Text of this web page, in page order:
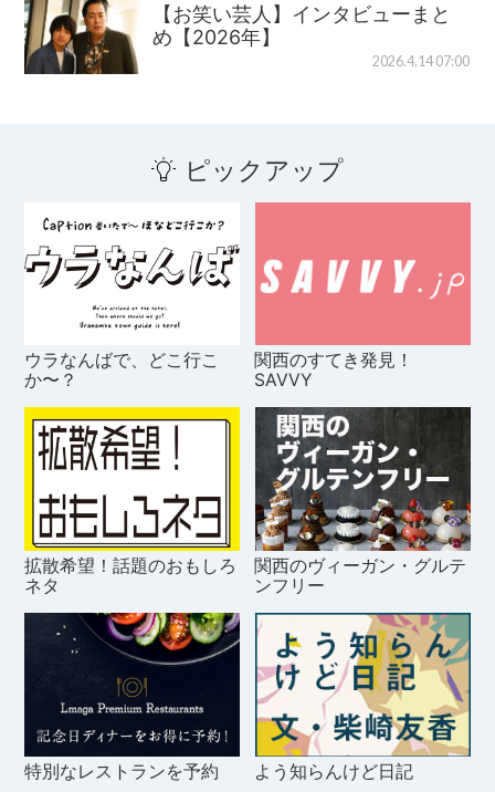
【お笑い芸人】インタビューまと
め【2026年】
2026.4.14 07:00
ピックアップ
ウラなんばで、どこ行こ
か〜？
関西のすてき発見！
SAVVY
拡散希望！話題のおもしろ
ネタ
関西のヴィーガン・グルテ
ンフリー
特別なレストランを予約 よう知らんけど日記